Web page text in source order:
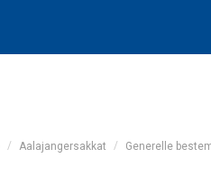
/ Aalajangersakkat / Generelle